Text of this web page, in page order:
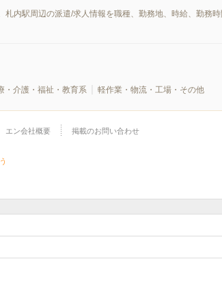
内駅周辺の派遣/求人情報を職種、勤務地、時給、勤務
・介護・福祉・教育系 軽作業・物流・工場・その他
エン会社概要 掲載のお問い合わせ